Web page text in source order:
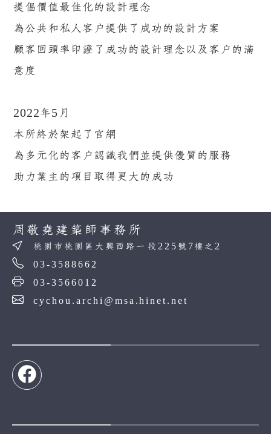
提倡價值最佳化的設計理念
為公共和私人客戶提供了成功的設計方案
顧客回頭率印證了成功的設計理念以及客戶的滿
意度
2022年5月
本所終於架起了官網
為多元化的客戶認識我們並提供優質的服務
助力業主的項目取得更大的成功
周敬堯建築師事務所
桃園市桃園區大興西路一段225號7樓之2
03-3588662
03-3566012
cychou.archi@msa.hinet.net